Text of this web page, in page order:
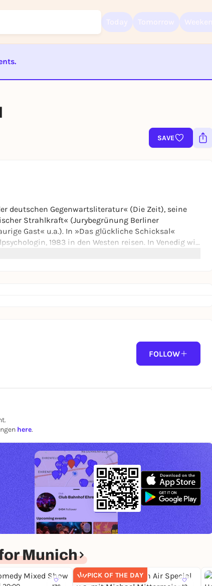
SAVE
deutschen Gegenwartsliteratur« (Die Zeit), seine
Strahlkraft« (Jurybegrünung Berliner
Gast« u.a.). In »Das glückliche Schicksal«
1983 in den Westen reisen. In Venedig will
Henryk Mrugalski zu seiner
– und eine Verbindung, die über den Augenschein
Selge, gefeierter Schauspieler und Autor
Nawrat-Leser. Es moderiert BAS-Leiterin Katrin
FOLLOW
here.
Munich
PICK OF THE DAY
Log in now